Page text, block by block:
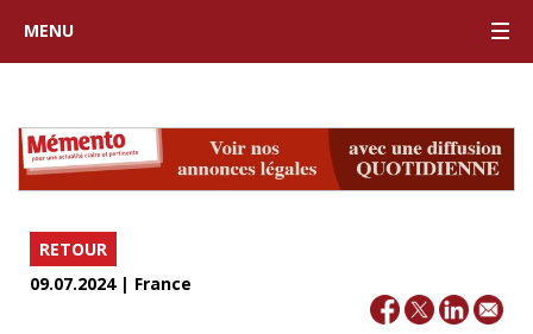
MENU
RETOUR
09.07.2024 | France